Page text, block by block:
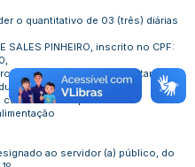
o quantitativo de 03 (três) diárias
SALES PINHEIRO, inscrito no CPF:
,
e Arquivo da Secretaria
custeio de despesas com
ao servidor (a) público, do